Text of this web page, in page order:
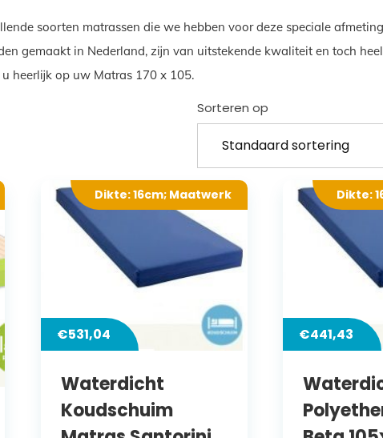
soorten matrassen die we hebben voor deze speciale
gemaakt in Nederland, zijn van uitstekende kwaliteit en toch
heerlijk op uw Matras 170 x 105.
Sorteren op
Dikte: 16cm; Maatwerk
€531,04
Waterdicht
Koudschuim
Dikte:
€441,43